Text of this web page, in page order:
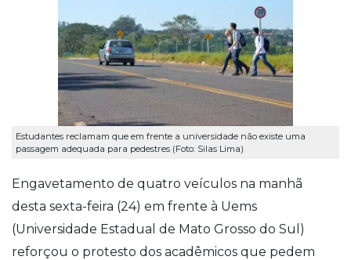
Estudantes reclamam que em frente a universidade não existe uma
passagem adequada para pedestres (Foto: Silas Lima)
Engavetamento de quatro veículos na manhã
desta sexta-feira (24) em frente à Uems
(Universidade Estadual de Mato Grosso do Sul)
reforçou o protesto dos acadêmicos que pedem